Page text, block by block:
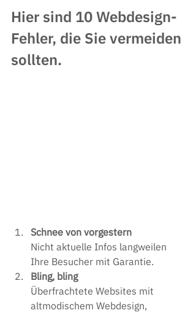
Hier sind 10 Webdesign-
Fehler, die Sie vermeiden
sollten.
Schnee von vorgestern
Nicht aktuelle Infos langweilen
Ihre Besucher mit Garantie.
Bling, bling
Überfrachtete Websites mit
altmodischem Webdesign,